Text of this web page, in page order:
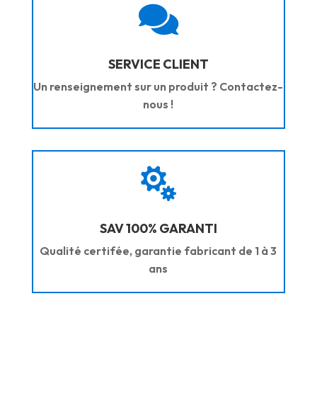

SERVICE CLIENT
Un renseignement sur un produit ? Contactez-
nous !

SAV 100% GARANTI
Qualité certifée, garantie fabricant de 1 à 3
ans